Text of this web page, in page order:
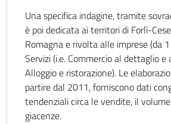
Una specifica indagine, tramite
è poi dedicata ai territori di Forlì-
Romagna e rivolta alle imprese (da
Servizi (i.e. Commercio al dettaglio e
Alloggio e ristorazione). Le
partire dal 2011, forniscono dati
tendenziali circa le vendite, il
giacenze.